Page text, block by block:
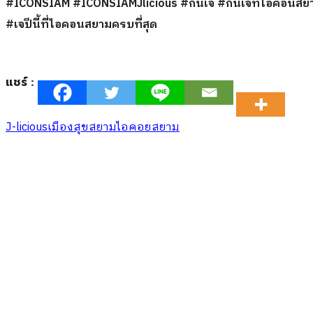
#ICONSIAM #ICONSIAMJlicious #กินเจ #กินเจที่ไอคอน
#เจปีนี้ที่ไอคอนสยามครบที่สุด
แชร์ :
J-liciousเมืองสุขสยามไอคอยสยาม